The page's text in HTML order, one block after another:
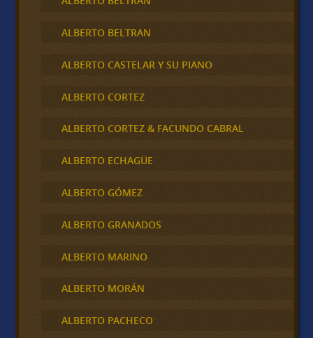
ALBERTO BELTRAN
ALBERTO CASTELAR Y SU PIANO
ALBERTO CORTEZ
ALBERTO CORTEZ & FACUNDO CABRAL
ALBERTO ECHAGÜE
ALBERTO GÓMEZ
ALBERTO GRANADOS
ALBERTO MARINO
ALBERTO MORÁN
ALBERTO PACHECO